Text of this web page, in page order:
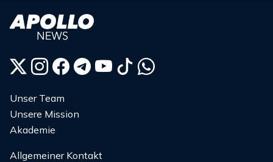
Unser Team
Unsere Mission
Akademie
Allgemeiner Kontakt